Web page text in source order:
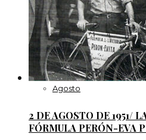
Agosto
2 DE AGOSTO DE 1951/
FÓRMULA PERÓN-EVA